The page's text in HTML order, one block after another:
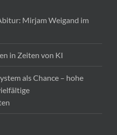
Mirjam Weigand im
in Zeiten von KI
als Chance – hohe